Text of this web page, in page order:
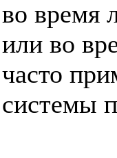
во время
или во
часто
системы